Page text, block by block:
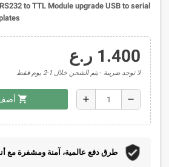
to TTL Module upgrade USB to serial
1.400 ر.ع
لا توجد ضريبة يتم الشحن خلال 1-2 يوم فقط
remove
add
shopping_cart
طرق دفع عالمية، آمنة ومشفرة مع